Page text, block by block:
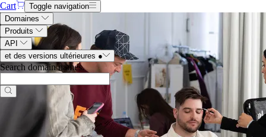
Cart
Toggle navigation
Domaines
Produits
API
et des versions ultérieures ●
Search domain names.